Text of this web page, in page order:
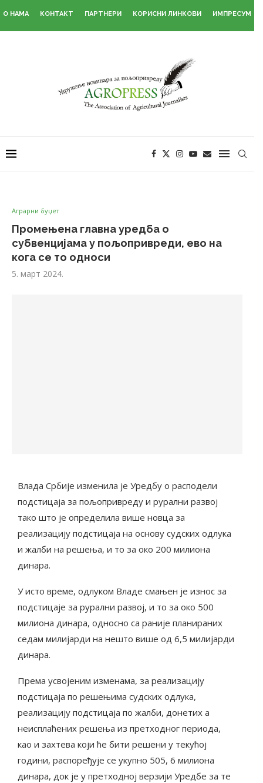
О НАМА КОНТАКТ ПАРТНЕРИ КОРИСНИ ЛИНКОВИ ИМПРЕСУМ
Аграрни буџет
Промењена главна уредба о
субвенцијама у пољопривреди, ево на
кога се то односи
5. март 2024.
Влада Србије изменила је Уредбу о расподели
подстицаја за пољопривреду и рурални развој
тако што је определила више новца за
реализацију подстицаја на основу судских одлука
и жалби на решења, и то за око 200 милиона
динара.
У исто време, одлуком Владе смањен је износ за
подстицаје за рурални развој, и то за око 500
милиона динара, односно са раније планираних
седам милијарди на нешто више од 6,5 милијарди
динара.
Према усвојеним изменама, за реализацију
подстицаја по решењима судских одлука,
реализацију подстицаја по жалби, донетих а
неисплаћених решења из претходног периода,
као и захтева који ће бити решени у текућој
години, распоређује се укупно 505, 6 милиона
динара, док је у претходној верзији Уредбе за те